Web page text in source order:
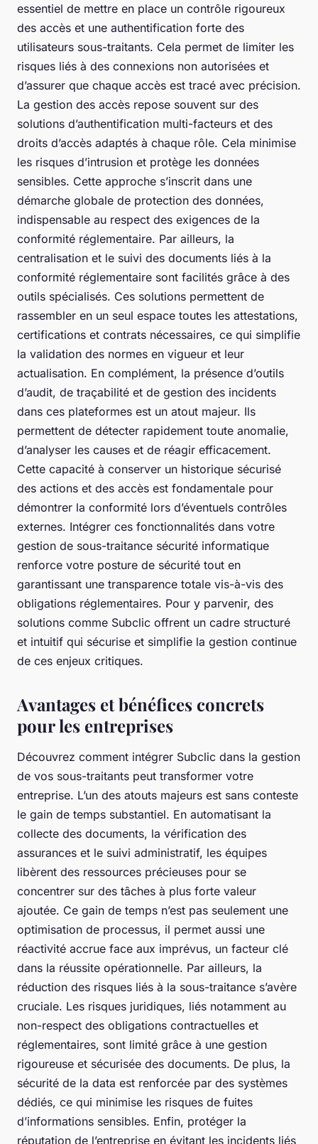
essentiel de mettre en place un contrôle rigoureux
des accès et une authentification forte des
utilisateurs sous-traitants. Cela permet de limiter les
risques liés à des connexions non autorisées et
d’assurer que chaque accès est tracé avec précision.
La gestion des accès repose souvent sur des
solutions d’authentification multi-facteurs et des
droits d’accès adaptés à chaque rôle. Cela minimise
les risques d’intrusion et protège les données
sensibles. Cette approche s’inscrit dans une
démarche globale de protection des données,
indispensable au respect des exigences de la
conformité réglementaire. Par ailleurs, la
centralisation et le suivi des documents liés à la
conformité réglementaire sont facilités grâce à des
outils spécialisés. Ces solutions permettent de
rassembler en un seul espace toutes les attestations,
certifications et contrats nécessaires, ce qui simplifie
la validation des normes en vigueur et leur
actualisation. En complément, la présence d’outils
d’audit, de traçabilité et de gestion des incidents
dans ces plateformes est un atout majeur. Ils
permettent de détecter rapidement toute anomalie,
d’analyser les causes et de réagir efficacement.
Cette capacité à conserver un historique sécurisé
des actions et des accès est fondamentale pour
démontrer la conformité lors d’éventuels contrôles
externes. Intégrer ces fonctionnalités dans votre
gestion de sous-traitance sécurité informatique
renforce votre posture de sécurité tout en
garantissant une transparence totale vis-à-vis des
obligations réglementaires. Pour y parvenir, des
solutions comme Subclic offrent un cadre structuré
et intuitif qui sécurise et simplifie la gestion continue
de ces enjeux critiques.
Avantages et bénéfices concrets
pour les entreprises
Découvrez comment intégrer Subclic dans la gestion
de vos sous-traitants peut transformer votre
entreprise. L’un des atouts majeurs est sans conteste
le gain de temps substantiel. En automatisant la
collecte des documents, la vérification des
assurances et le suivi administratif, les équipes
libèrent des ressources précieuses pour se
concentrer sur des tâches à plus forte valeur
ajoutée. Ce gain de temps n’est pas seulement une
optimisation de processus, il permet aussi une
réactivité accrue face aux imprévus, un facteur clé
dans la réussite opérationnelle. Par ailleurs, la
réduction des risques liés à la sous-traitance s’avère
cruciale. Les risques juridiques, liés notamment au
non-respect des obligations contractuelles et
réglementaires, sont limité grâce à une gestion
rigoureuse et sécurisée des documents. De plus, la
sécurité de la data est renforcée par des systèmes
dédiés, ce qui minimise les risques de fuites
d’informations sensibles. Enfin, protéger la
réputation de l’entreprise en évitant les incidents liés